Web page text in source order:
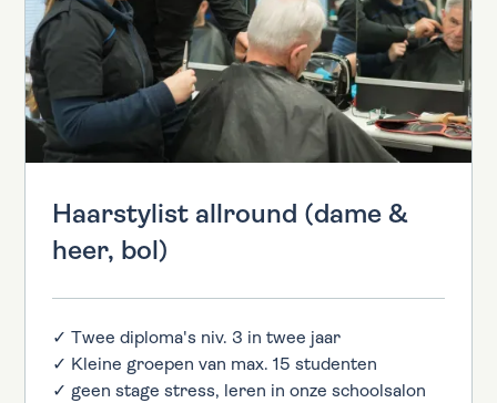
Haarstylist allround (dame &
heer, bol)
✓ Twee diploma's niv. 3 in twee jaar
✓ Kleine groepen van max. 15 studenten
✓ geen stage stress, leren in onze schoolsalon